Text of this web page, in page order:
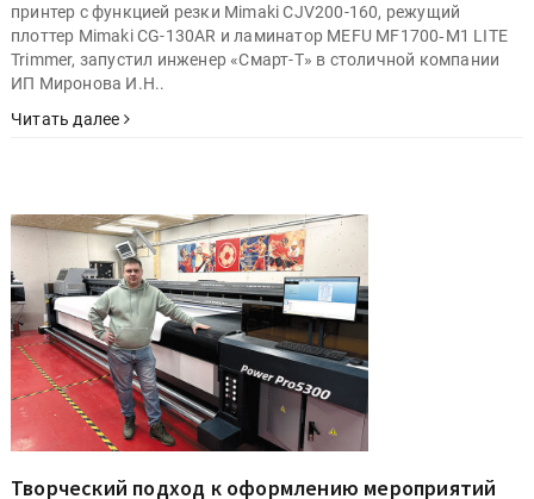
принтер с функцией резки Mimaki CJV200-160, режущий
плоттер Mimaki CG-130AR и ламинатор MEFU MF1700‑M1 LITE
Trimmer, запустил инженер «Смарт-Т» в столичной компании
ИП Миронова И.Н..
Читать далее
Творческий подход к оформлению мероприятий